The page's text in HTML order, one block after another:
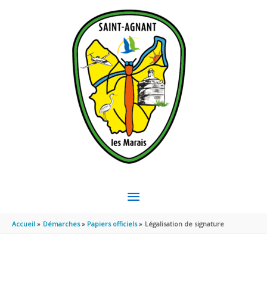
MENU
PRINCIPAL
Accueil Démarches Papiers officiels Légalisation de signature